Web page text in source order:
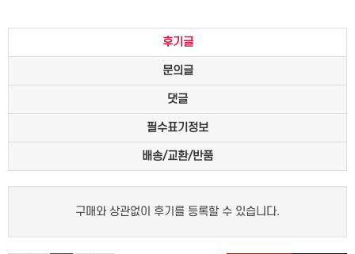
후기글
문의글
댓글
필수표기정보
배송/교환/반품
구매와 상관없이 후기를 등록할 수 있습니다.